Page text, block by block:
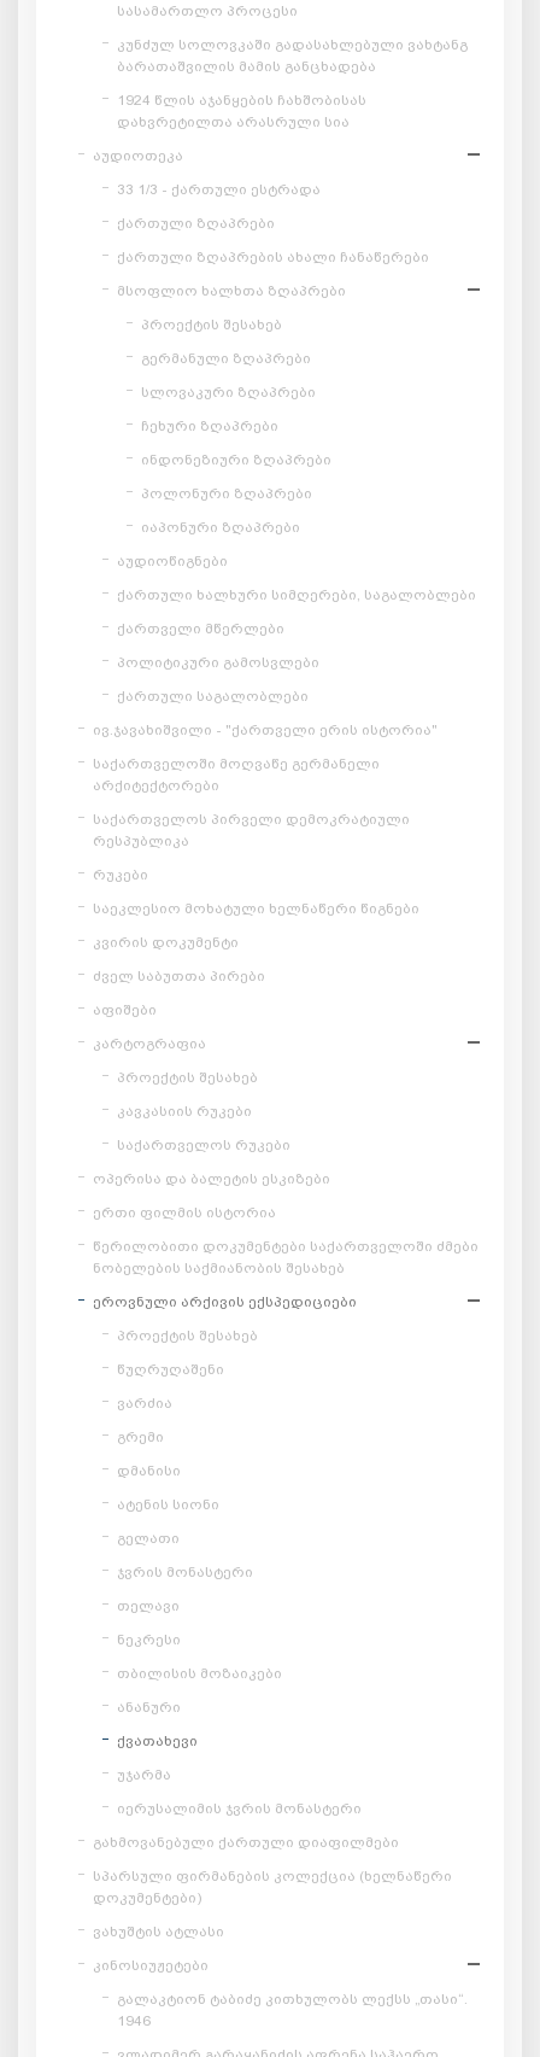
სასამართლო პროცესი
კუნძულ სოლოვკაში გადასახლებული ვახტანგ
ბარათაშვილის მამის განცხადება
1924 წლის აჯანყების ჩახშობისას
დახვრეტილთა არასრული სია
აუდიოთეკა
33 1/3 - ქართული ესტრადა
ქართული ზღაპრები
ქართული ზღაპრების ახალი ჩანაწერები
მსოფლიო ხალხთა ზღაპრები
პროექტის შესახებ
გერმანული ზღაპრები
სლოვაკური ზღაპრები
ჩეხური ზღაპრები
ინდონეზიური ზღაპრები
პოლონური ზღაპრები
იაპონური ზღაპრები
აუდიოწიგნები
ქართული ხალხური სიმღერები, საგალობლები
ქართველი მწერლები
პოლიტიკური გამოსვლები
ქართული საგალობლები
ივ.ჯავახიშვილი - "ქართველი ერის ისტორია"
საქართველოში მოღვაწე გერმანელი
არქიტექტორები
საქართველოს პირველი დემოკრატიული
რესპუბლიკა
რუკები
საეკლესიო მოხატული ხელნაწერი წიგნები
კვირის დოკუმენტი
ძველ საბუთთა პირები
აფიშები
კარტოგრაფია
პროექტის შესახებ
კავკასიის რუკები
საქართველოს რუკები
ოპერისა და ბალეტის ესკიზები
ერთი ფილმის ისტორია
წერილობითი დოკუმენტები საქართველოში ძმები
ნობელების საქმიანობის შესახებ
ეროვნული არქივის ექსპედიციები
პროექტის შესახებ
წუღრუღაშენი
ვარძია
გრემი
დმანისი
ატენის სიონი
გელათი
ჯვრის მონასტერი
თელავი
ნეკრესი
თბილისის მოზაიკები
ანანური
ქვათახევი
უჯარმა
იერუსალიმის ჯვრის მონასტერი
გახმოვანებული ქართული დიაფილმები
სპარსული ფირმანების კოლექცია (ხელნაწერი
დოკუმენტები)
ვახუშტის ატლასი
კინოსიუჟეტები
გალაკტიონ ტაბიძე კითხულობს ლექსს „თასი“.
1946